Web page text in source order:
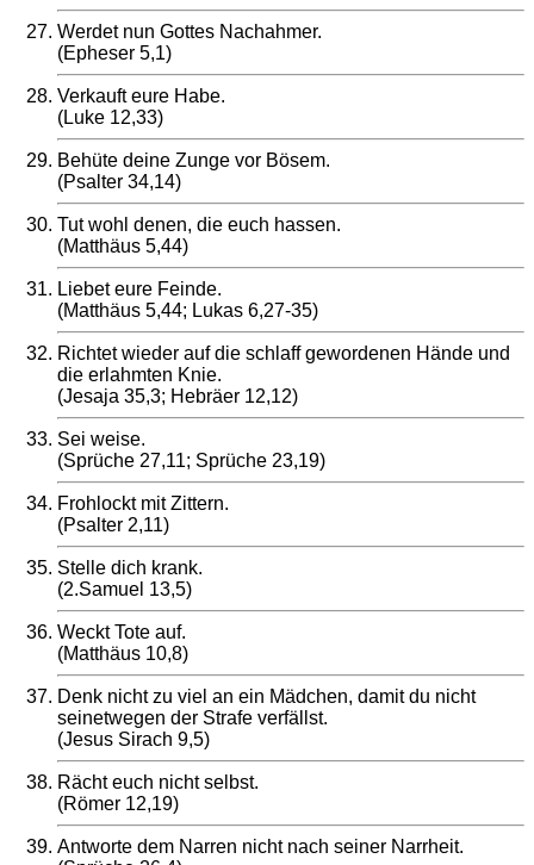
Werdet nun Gottes Nachahmer.
(Epheser 5,1)
Verkauft eure Habe.
(Luke 12,33)
Behüte deine Zunge vor Bösem.
(Psalter 34,14)
Tut wohl denen, die euch hassen.
(Matthäus 5,44)
Liebet eure Feinde.
(Matthäus 5,44; Lukas 6,27-35)
Richtet wieder auf die schlaff gewordenen Hände und
die erlahmten Knie.
(Jesaja 35,3; Hebräer 12,12)
Sei weise.
(Sprüche 27,11; Sprüche 23,19)
Frohlockt mit Zittern.
(Psalter 2,11)
Stelle dich krank.
(2.Samuel 13,5)
Weckt Tote auf.
(Matthäus 10,8)
Denk nicht zu viel an ein Mädchen, damit du nicht
seinetwegen der Strafe verfällst.
(Jesus Sirach 9,5)
Rächt euch nicht selbst.
(Römer 12,19)
Antworte dem Narren nicht nach seiner Narrheit.